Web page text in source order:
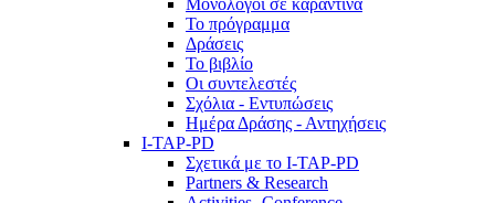
Μονόλογοι σε καραντίνα
Το πρόγραμμα
Δράσεις
Το βιβλίο
Οι συντελεστές
Σχόλια - Εντυπώσεις
Ημέρα Δράσης - Αντηχήσεις
I-TAP-PD
Σχετικά με το I-TAP-PD
Partners & Research